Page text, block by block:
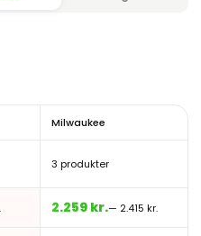
Milwaukee
3 produkter
2.259 kr.— 2.415 kr.